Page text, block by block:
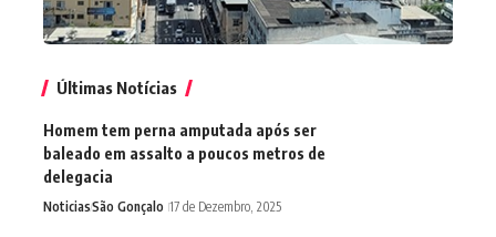
Últimas Notícias
Homem tem perna amputada após ser
baleado em assalto a poucos metros de
delegacia
NoticiasSão Gonçalo 17 de Dezembro, 2025